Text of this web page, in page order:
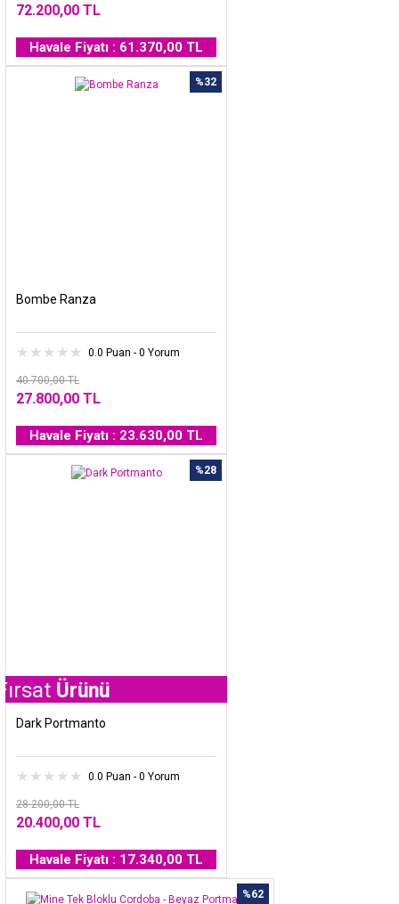
72.200,00 TL
Havale Fiyatı : 61.370,00 TL
%32
Bombe Ranza
0.0 Puan - 0 Yorum
40.700,00 TL
27.800,00 TL
Havale Fiyatı : 23.630,00 TL
%28
Dark Portmanto
0.0 Puan - 0 Yorum
28.200,00 TL
20.400,00 TL
Havale Fiyatı : 17.340,00 TL
%62